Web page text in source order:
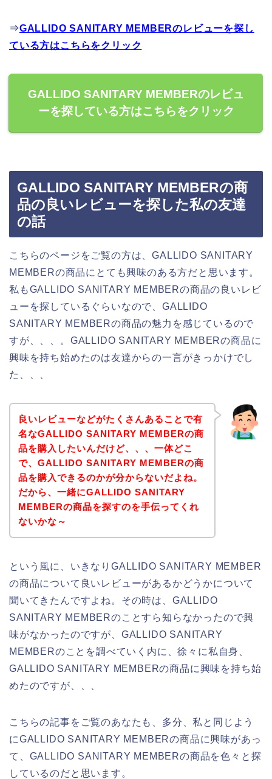
⇒GALLIDO SANITARY MEMBERのレビューを探し
ている方はこちらをクリック
GALLIDO SANITARY MEMBERのレビュ
ーを探している方はこちらをクリック
GALLIDO SANITARY MEMBERの商
品の良いレビューを探した私の友達
の話
こちらのページをご覧の方は、GALLIDO SANITARY
MEMBERの商品にとても興味のある方だと思います。
私もGALLIDO SANITARY MEMBERの商品の良いレビ
ューを探しているぐらいなので、GALLIDO
SANITARY MEMBERの商品の魅力を感じているので
すが、、、。GALLIDO SANITARY MEMBERの商品に
興味を持ち始めたのは友達からの一言がきっかけでし
た、、、
良いレビューなどがたくさんあることで有
名なGALLIDO SANITARY MEMBERの商
品を購入したいんだけど、、、一体どこ
で、GALLIDO SANITARY MEMBERの商
品を購入できるのかが分からないだよね。
だから、一緒にGALLIDO SANITARY
MEMBERの商品を探すのを手伝ってくれ
ないかな～
という風に、いきなりGALLIDO SANITARY MEMBER
の商品について良いレビューがあるかどうかについて
聞いてきたんですよね。その時は、GALLIDO
SANITARY MEMBERのことすら知らなかったので興
味がなかったのですが、GALLIDO SANITARY
MEMBERのことを調べていく内に、徐々に私自身、
GALLIDO SANITARY MEMBERの商品に興味を持ち始
めたのですが、、、
こちらの記事をご覧のあなたも、多分、私と同じよう
にGALLIDO SANITARY MEMBERの商品に興味があっ
て、GALLIDO SANITARY MEMBERの商品を色々と探
しているのだと思います。